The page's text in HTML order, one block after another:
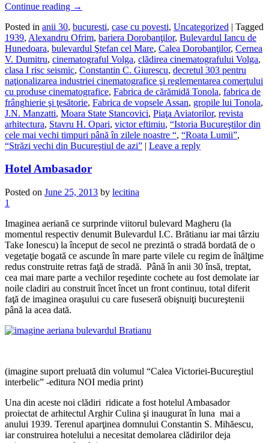
Continue reading →
Posted in anii 30, bucuresti, case cu povesti, Uncategorized | Tagged
1939, Alexandru Ofrim, bariera Dorobanţilor, Bulevardul Iancu de
Hunedoara, bulevardul Ştefan cel Mare, Calea Dorobanţilor, Cernea
V. Dumitru, cinematograful Volga, clădirea cinematografului Volga,
clasa I risc seismic, Constantin C. Giurescu, decretul 303 pentru
naţionalizarea industriei cinematografice şi reglementarea comerţului
cu produse cinematografice, Fabrica de cărămidă Tonola, fabrica de
frânghierie şi ţesătorie, Fabrica de vopsele Assan, gropile lui Tonola,
J.N. Manzatti, Moara State Stancovici, Piaţa Aviatorilor, revista
arhitectura, Stavru H. Opari, victor eftimiu, “Istoria Bucureştilor din
cele mai vechi timpuri până în zilele noastre “, “Roata Lumii”,
“Străzi vechi din Bucureştiul de azi” | Leave a reply
Hotel Ambasador
Posted on June 25, 2013 by lecitina
1
Imaginea aeriană ce surprinde viitorul bulevard Magheru (la
momentul respectiv denumit Bulevardul I.C. Brătianu iar mai târziu
Take Ionescu) la început de secol ne prezintă o stradă bordată de o
vegetaţie bogată ce ascunde în mare parte vilele cu regim de înălţime
redus construite retras faţă de stradă. Până în anii 30 însă, treptat,
cea mai mare parte a vechilor reşedinte cochete au fost demolate iar
noile cladiri au construit încet încet un front continuu, total diferit
faţă de imaginea oraşului cu care fuseseră obişnuiţi bucureştenii
până la acea dată.
(imagine suport preluată din volumul “Calea Victoriei-Bucureştiul
interbelic” -editura NOI media print)
Una din aceste noi clădiri ridicate a fost hotelul Ambasador
proiectat de arhitectul Arghir Culina şi inaugurat în luna mai a
anului 1939. Terenul aparţinea domnului Constantin S. Mihăescu,
iar construirea hotelului a necesitat demolarea clădirilor deja